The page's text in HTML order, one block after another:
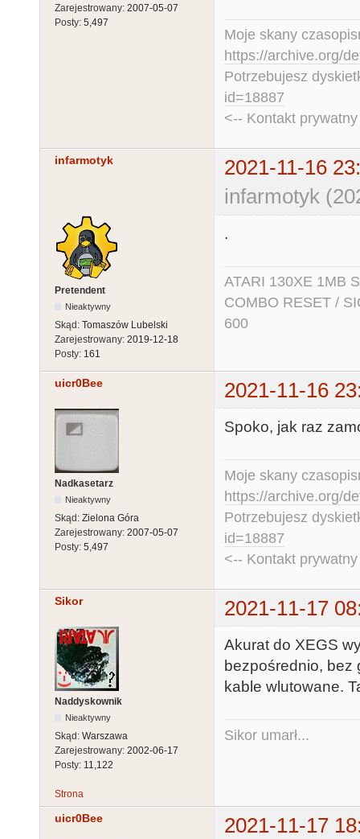
Zarejestrowany: 2007-05-07
Posty: 5,497
Moje skany
https://archive.org/
Potrzebujesz
id=18887
<-- Kontakt
infarmotyk
2021-11-16
infarmotyk
Pretendent
Nieaktywny
Skąd: Tomaszów Lubelski
Zarejestrowany: 2019-12-18
Posty: 161
.
ATARI 130XE 1MB
COMBO RESET /
600
uicr0Bee 2021-11-16
Nadkasetarz
Nieaktywny
Skąd: Zielona Góra
Zarejestrowany: 2007-05-07
Posty: 5,497
Spoko, jak raz
Moje skany
https://archive.org/
Potrzebujesz
id=18887
<-- Kontakt
Sikor 2021-11-17
Naddyskownik
Nieaktywny
Skąd: Warszawa
Zarejestrowany: 2002-06-17
Posty: 11,122
Akurat do XEGS
bezpośrednio,
kable wlutowane.
Sikor umarł...
Strona
uicr0Bee 2021-11-17